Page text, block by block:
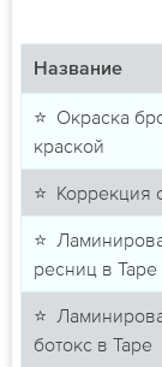
Название
⭐ Окраска
краской
⭐ Коррекция
⭐
ресниц в Таре
⭐
ботокс в Таре